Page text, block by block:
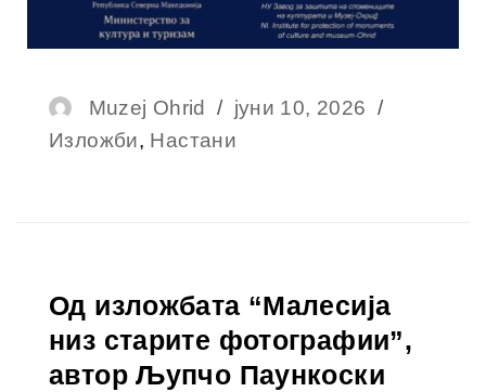
Muzej Ohrid
јуни 10, 2026
Изложби, Настани
Од изложбата “Малесија
низ старите фотографии”,
автор Љупчо Паункоски